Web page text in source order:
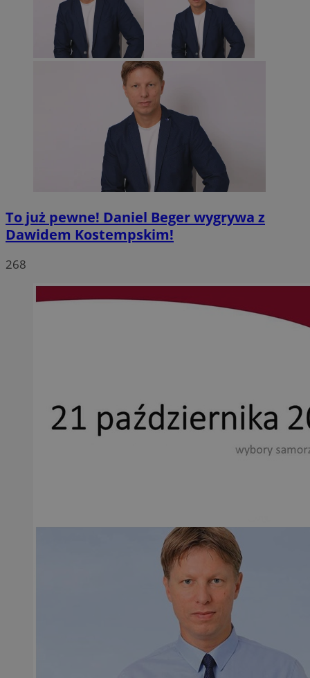
To już pewne! Daniel Beger wygrywa z
Dawidem Kostempskim!
268